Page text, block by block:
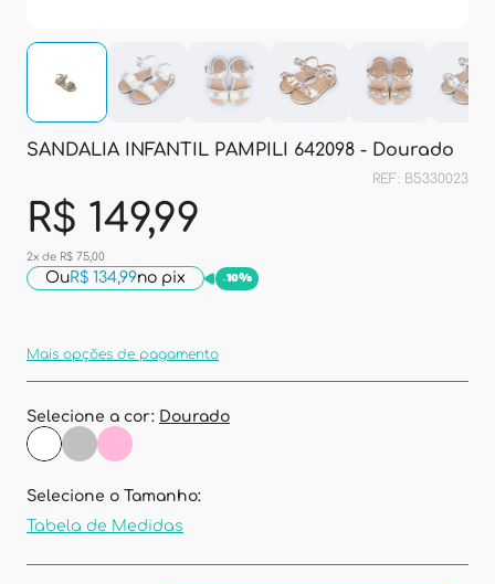
SANDALIA INFANTIL PAMPILI 642098 - Dourado
REF: B5330023
R$ 149,99
2x de R$ 75,00
OuR$ 134,99no pix -10%
Mais opções de pagamento
Selecione a cor: Dourado
Selecione o Tamanho:
Tabela de Medidas